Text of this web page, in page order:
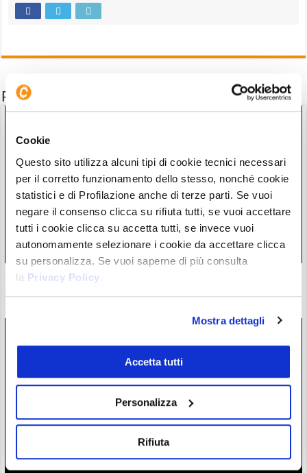
Cookie
Questo sito utilizza alcuni tipi di cookie tecnici necessari
per il corretto funzionamento dello stesso, nonché cookie
statistici e di Profilazione anche di terze parti. Se vuoi
negare il consenso clicca su rifiuta tutti, se vuoi accettare
tutti i cookie clicca su accetta tutti, se invece vuoi
autonomamente selezionare i cookie da accettare clicca
su personalizza. Se vuoi saperne di più consulta
la Privacy Policy.
Mostra dettagli
Accetta tutti
Personalizza
Rifiuta
Potrebbe interessarti anche
Zcash completa l’atteso aggiornamento Ironwood: la supply